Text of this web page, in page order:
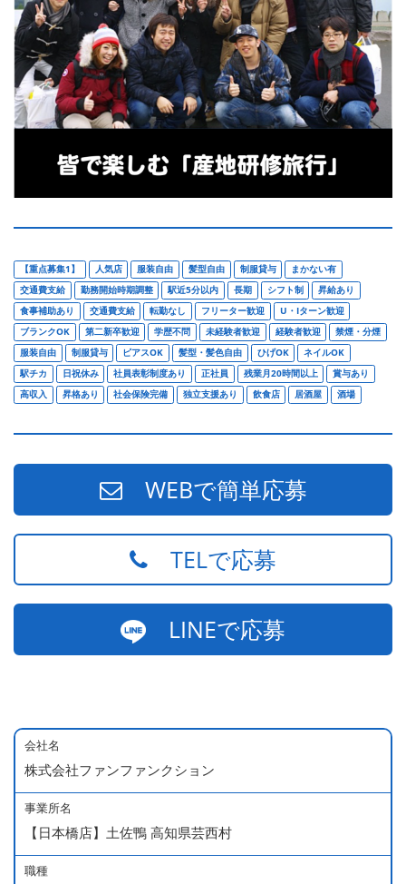
【重点募集1】 人気店 服装自由 髪型自由 制服貸与
まかない有
交通費支給
勤務開始時期調整 駅近5分以内 長期 シフト制
昇給あり
食事補助あり
交通費支給 転勤なし フリーター歓迎
U・Iターン歓迎
ブランクOK
第二新卒歓迎 学歴不問 未経験者歓迎 経験者歓迎
禁煙・分煙
服装自由
制服貸与 ピアスOK 髪型・髪色自由 ひげOK
ネイルOK
駅チカ
日祝休み 社員表彰制度あり 正社員 残業月20時間以上
賞与あり
高収入
昇格あり 社会保険完備 独立支援あり 飲食店 居酒屋 酒場
WEBで簡単応募
TELで応募
LINEで応募
会社名
株式会社ファンファンクション
事業所名
【日本橋店】土佐鴨 高知県芸西村
職種